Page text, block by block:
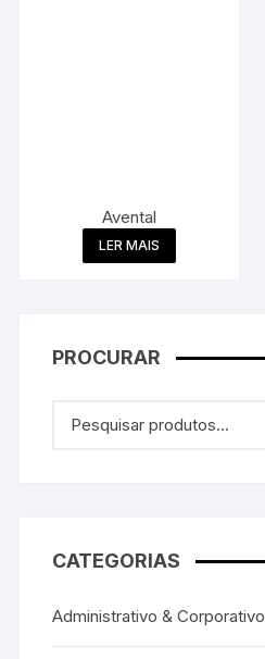
Avental
LER MAIS
PROCURAR
CATEGORIAS
Administrativo & Corporativo